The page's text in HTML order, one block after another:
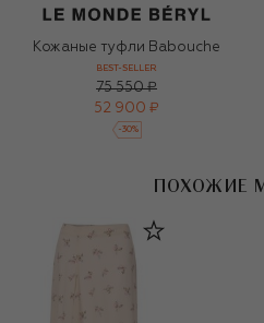
Кожаные туфли Babouche
BEST-SELLER
75 550 ₽
52 900 ₽
-30%
ПОХОЖИЕ